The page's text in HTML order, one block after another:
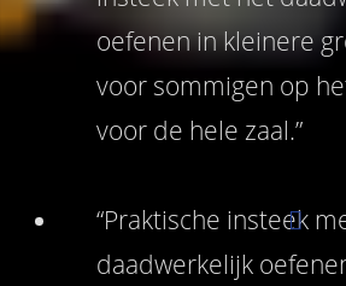
oefenen in kleinere
voor sommigen op
voor de hele zaal.”
“Praktische insteek
daadwerkelijk